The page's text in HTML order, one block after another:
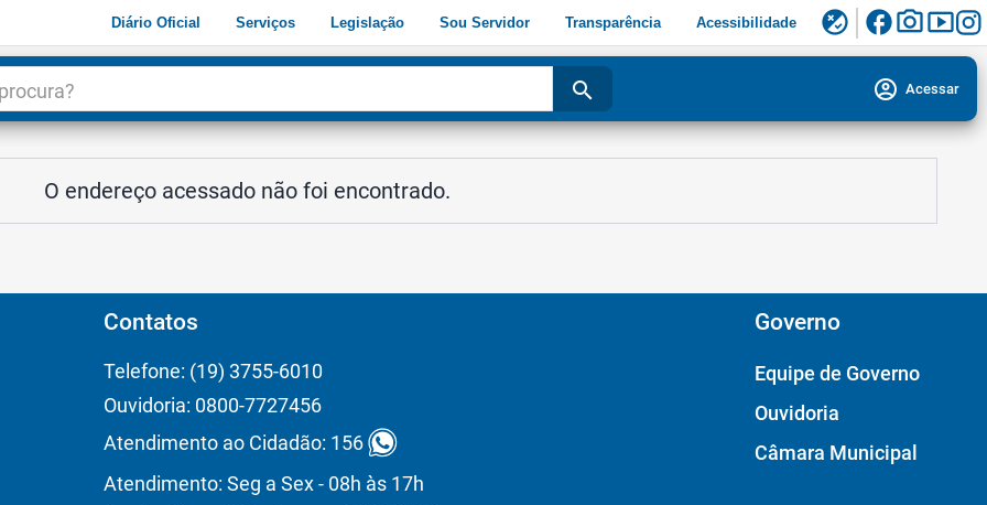
Diário Oficial Serviços Legislação Sou Servidor Transparência Acessibilidade flaky facebookphoto_camerasmart_display
search account_circle Acessar
O endereço acessado não foi encontrado.
Contatos
Telefone: (19) 3755-6010
Ouvidoria: 0800-7727456
Atendimento ao Cidadão: 156
Atendimento: Seg a Sex - 08h às 17h
Governo
Equipe de Governo
Ouvidoria
Câmara Municipal